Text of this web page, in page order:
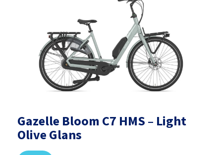
Gazelle Bloom C7 HMS – Light
Olive Glans